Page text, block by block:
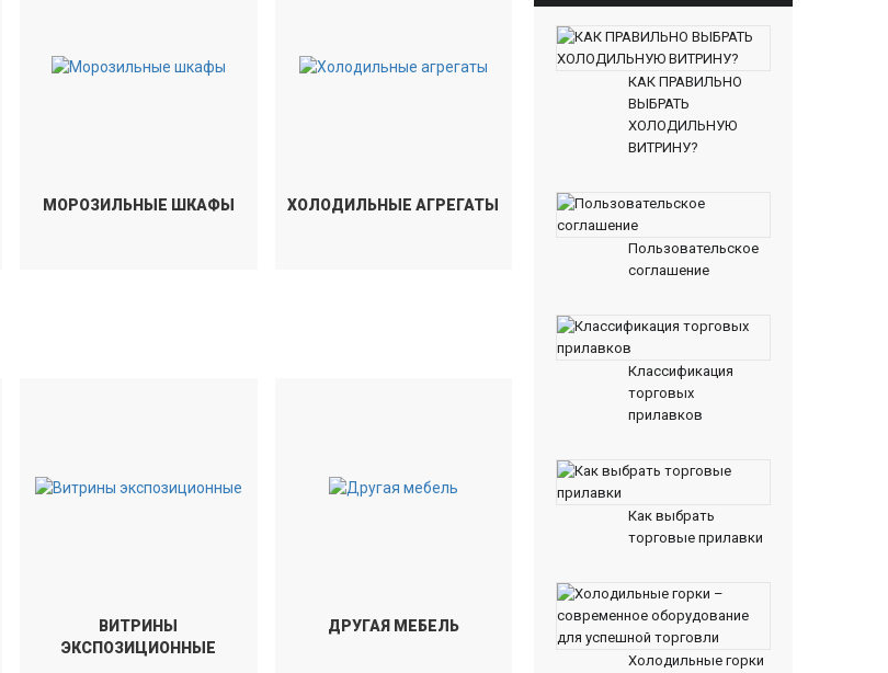
МОРОЗИЛЬНЫЕ ШКАФЫ ХОЛОДИЛЬНЫЕ АГРЕГАТЫ
ВИТРИНЫ
ЭКСПОЗИЦИОННЫЕ
ДРУГАЯ МЕБЕЛЬ
КАК ПРАВИЛЬНО
ВЫБРАТЬ
ХОЛОДИЛЬНУЮ
ВИТРИНУ?
Пользовательское
соглашение
Классификация
торговых
прилавков
Как выбрать
торговые прилавки
Холодильные горки